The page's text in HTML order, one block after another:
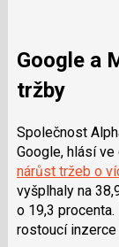
Google a
tržby
Společnost
Google, hlásí
nárůst tržeb o
vyšplhaly na
o 19,3 procenta.
rostoucí inzerce